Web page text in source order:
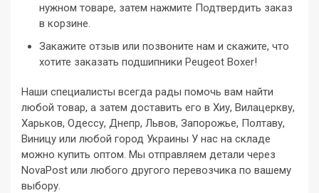
нужном товаре, затем нажмите Подтвердить заказ
в корзине.
Закажите отзыв или позвоните нам и скажите, что
хотите заказать подшипники Peugeot Boxer!
Наши специалисты всегда рады помочь вам найти
любой товар, а затем доставить его в Хиу, Вилацеркву,
Харьков, Одессу, Днепр, Львов, Запорожье, Полтаву,
Виницу или любой город Украины У нас на складе
можно купить оптом. Мы отправляем детали через
NovaPost или любого другого перевозчика по вашему
выбору.